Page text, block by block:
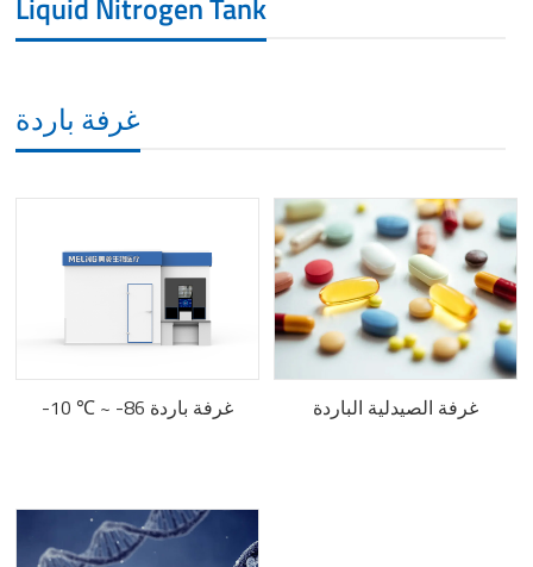
غرفة باردة
-10 ℃ ~ -86 غرفة باردة غرفة الصيدلية الباردة